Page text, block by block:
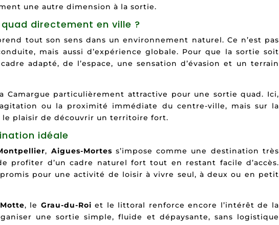
une autre dimension à la sortie.
directement en ville ?
tout son sens dans un environnement naturel. Ce n’est pas
mais aussi d’expérience globale. Pour que la sortie soit
adapté, de l’espace, une sensation d’évasion et un terrain
Camargue particulièrement attractive pour une sortie quad. Ici,
ou la proximité immédiate du centre-ville, mais sur la
plaisir de découvrir un territoire fort.
idéale
, Aigues-Mortes s’impose comme une destination très
profiter d’un cadre naturel fort tout en restant facile d’accès.
pour une activité de loisir à vivre seul, à deux ou en petit
, le Grau-du-Roi et le littoral renforce encore l’intérêt de la
une sortie simple, fluide et dépaysante, sans logistique